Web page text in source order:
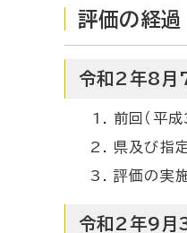
評価の経過
令和2年8月7
前回（平
県及び指
評価の実
令和2年9月